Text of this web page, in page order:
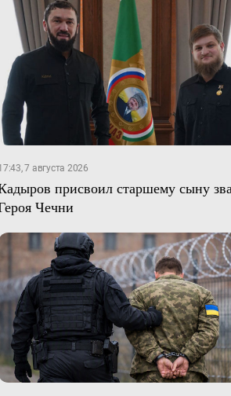
7 августа 2026
присвоил старшему сыну
Чечни